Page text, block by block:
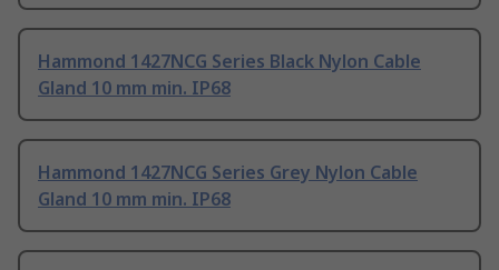
Hammond 1427NCG Series Black Nylon Cable
Gland 10 mm min. IP68
Hammond 1427NCG Series Grey Nylon Cable
Gland 10 mm min. IP68